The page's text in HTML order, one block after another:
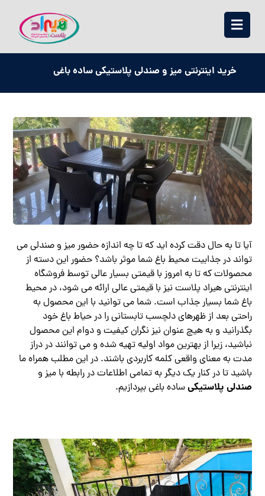
خرید اینترنتی میز و صندلی پلاستیکی ساده باغی
آیا تا به حال دقت کرده اید که تا چه اندازه حضور میز و صندلی می
تواند در جذابیت محیط باغ شما موثر باشد؟ حضور این دسته از
محصولات که تا به امروز با قیمتی بسیار عالی توسط فروشگاه
اینترنتی هیراد پلاست نیز با قیمتی عالی ارائه می شود، در محیط
باغ شما بسیار جذاب است. شما می توانید با این محصول به
راحتی بعد از ظهرهای دلچسب تابستانی را در حیاط باغ خود
بگذرانید و به هیچ عنوان نیز نگران کیفیت و دوام این محصول
نباشید، زیرا از بهترین مواد اولیه تهیه شده و می توانند در دراز
مدت به معنای واقعی کلمه کاربردی باشند. در این مطلب همراه ما
باشید تا در کنار یک دیگر به تمامی اطلاعات در رابطه با میز و
صندلی پلاستیکیساده باغی بپردازیم.